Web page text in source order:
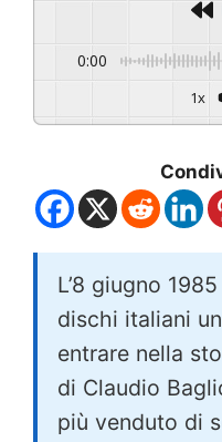
0:00
1x
L’8 giugno
dischi italiani
entrare nella
di Claudio
più venduto di